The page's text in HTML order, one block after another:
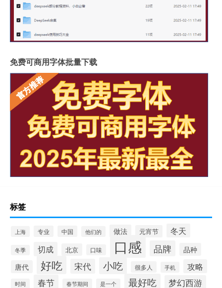
免费可商用字体批量下载
标签
上海 专业 中国 他们的 做法 元宵节 冬天
冬季 切成 北京 口味 口感 品牌
品种
唐代
好吃 宋代 小吃 很多人 手机 攻略
时间 春节 春节期间 是一个 最好吃 梦幻西游